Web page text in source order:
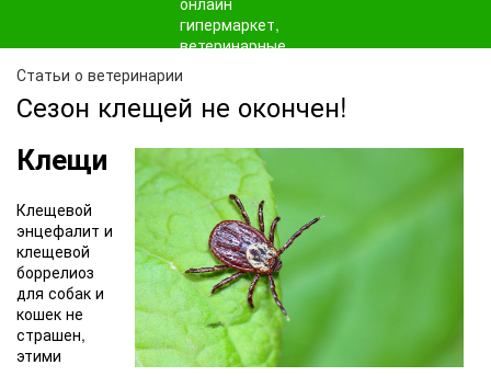
Статьи о ветеринарии
Сезон клещей не окончен!
Клещи
Клещевой
энцефалит и
клещевой
боррелиоз
для собак и
кошек не
страшен,
этими